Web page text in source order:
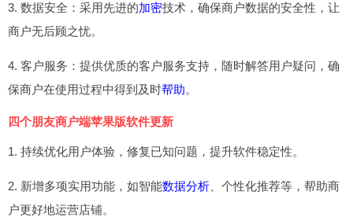
3. 数据安全：采用先进的加密技术，确保商户数据的安全性，让
商户无后顾之忧。
4. 客户服务：提供优质的客户服务支持，随时解答用户疑问，确
保商户在使用过程中得到及时帮助。
四个朋友商户端苹果版软件更新
1. 持续优化用户体验，修复已知问题，提升软件稳定性。
2. 新增多项实用功能，如智能数据分析 、个性化推荐等，帮助商
户更好地运营店铺。